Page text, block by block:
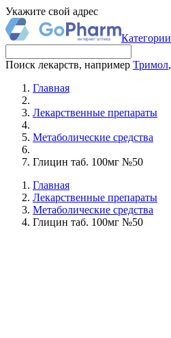
Укажите свой адрес
Категории
Поиск лекарств, например Тримол,
Главная
Лекарственные препараты
Метаболические средства
Глицин таб. 100мг №50
Главная
Лекарственные препараты
Метаболические средства
Глицин таб. 100мг №50